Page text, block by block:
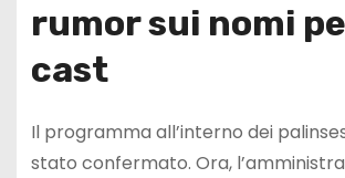
rumor sui nomi
cast
Il programma all’interno dei
stato confermato. Ora,